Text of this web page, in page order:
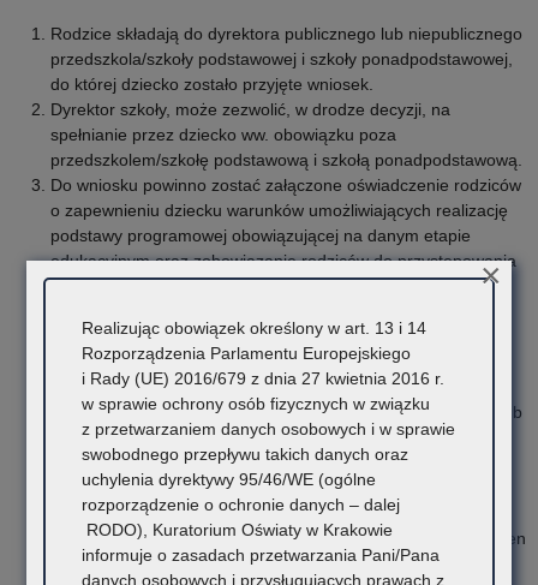
Rodzice składają do dyrektora publicznego lub niepublicznego
przedszkola/szkoły podstawowej i szkoły ponadpodstawowej,
do której dziecko zostało przyjęte wniosek.
Dyrektor szkoły, może zezwolić, w drodze decyzji, na
spełnianie przez dziecko ww. obowiązku poza
przedszkolem/szkołę podstawową i szkołą ponadpodstawową.
Do wniosku powinno zostać załączone oświadczenie rodziców
o zapewnieniu dziecku warunków umożliwiających realizację
podstawy programowej obowiązującej na danym etapie
edukacyjnym oraz zobowiązanie rodziców do przystępowania
w każdym roku szkolnym przez dziecko do rocznych
szkoły ponadpodstawowej).
Dzieci i młodzież posiadające orzeczenie o potrzebie
kształcenia specjalnego wydane ze względu na
niepełnosprawność intelektualną w stopniu umiarkowanym lub
znacznym nie przystępują do egzaminów klasyfikacyjnych.
Po uzyskaniu zgody na edukację domową należy uzgodnić z
dyrektorem szkoły zakres części podstawy programowej
obowiązującej na dany rok szkolny, na danym etapie
edukacyjnym, który będzie podstawą uzyskania rocznych ocen
klasyfikacyjnych w trakcie rocznych egzaminów
Realizując obowiązek określony w art. 13 i 14
Rozporządzenia Parlamentu Europejskiego
i Rady (UE) 2016/679 z dnia 27 kwietnia 2016 r.
w sprawie ochrony osób fizycznych w związku
z przetwarzaniem danych osobowych i w sprawie
swobodnego przepływu takich danych oraz
uchylenia dyrektywy 95/46/WE (ogólne
rozporządzenie o ochronie danych – dalej
RODO), Kuratorium Oświaty w Krakowie
informuje o zasadach przetwarzania Pani/Pana
danych osobowych i przysługujących prawach z
×